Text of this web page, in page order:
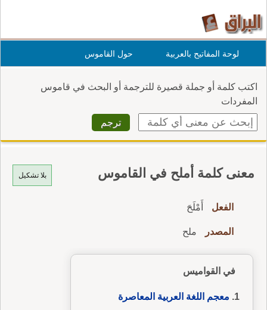
لوحة المفاتيح بالعربية حول القاموس
اكتب كلمة أو جملة قصيرة للترجمة أو البحث في قاموس
المفردات
بلا تشكيل معنى كلمة أملح في القاموس
الفعل أَمْلَحَ
المصدر ملح
في القواميس
معجم اللغة العربية المعاصرة